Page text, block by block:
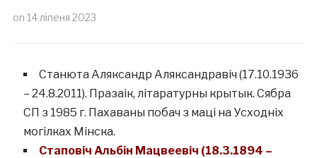
on 14 ліпеня 2023
Станюта Аляксандр Аляксандравіч (17.10.1936
– 24.8.2011). Празаік, літаратурны крытык. Сябра
СП з 1985 г. Пахаваны побач з маці на Усходніх
могілках Мінска.
Стаповіч Альбін Мацвеевіч (18.3.1894 –